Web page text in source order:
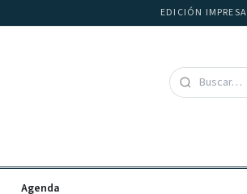
EDICIÓN IMPRESA
Agenda